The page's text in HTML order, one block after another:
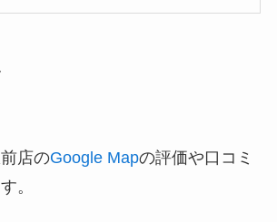
店のGoogle Mapの評価や口コミ
。